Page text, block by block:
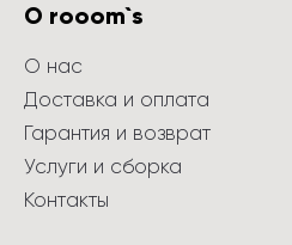
О rooom`s
О нас
Доставка и оплата
Гарантия и возврат
Услуги и сборка
Контакты